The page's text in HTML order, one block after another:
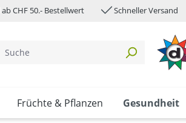
ab CHF 50.- Bestellwert Schneller Versand
Früchte & Pflanzen Gesundheit